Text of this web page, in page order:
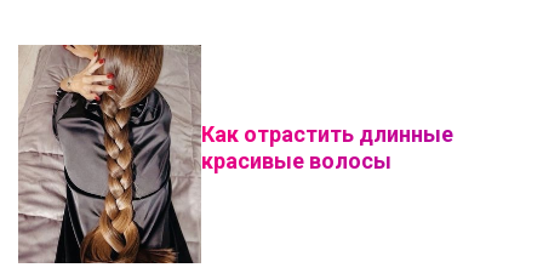
Как отрастить длинные
красивые волосы